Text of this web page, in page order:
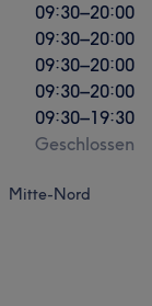
09:30–20:00
09:30–20:00
09:30–20:00
09:30–20:00
09:30–19:30
Geschlossen
Mitte-Nord